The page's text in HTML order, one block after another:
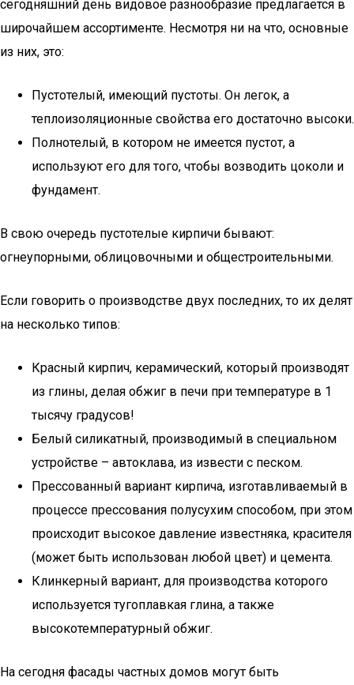
сегодняшний день видовое разнообразие предлагается в
широчайшем ассортименте. Несмотря ни на что, основные
из них, это:
Пустотелый, имеющий пустоты. Он легок, а
теплоизоляционные свойства его достаточно высоки.
Полнотелый, в котором не имеется пустот, а
используют его для того, чтобы возводить цоколи и
фундамент.
В свою очередь пустотелые кирпичи бывают:
огнеупорными, облицовочными и общестроительными.
Если говорить о производстве двух последних, то их делят
на несколько типов:
Красный кирпич, керамический, который производят
из глины, делая обжиг в печи при температуре в 1
тысячу градусов!
Белый силикатный, производимый в специальном
устройстве – автоклава, из извести с песком.
Прессованный вариант кирпича, изготавливаемый в
процессе прессования полусухим способом, при этом
происходит высокое давление известняка, красителя
(может быть использован любой цвет) и цемента.
Клинкерный вариант, для производства которого
используется тугоплавкая глина, а также
высокотемпературный обжиг.
На сегодня фасады частных домов могут быть